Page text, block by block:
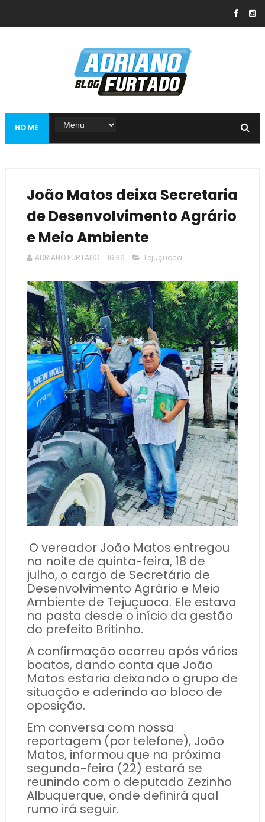
HOME
João Matos deixa Secretaria
de Desenvolvimento Agrário
e Meio Ambiente
ADRIANO FURTADO 16:36 Tejuçuoca
O vereador João Matos entregou
na noite de quinta-feira, 18 de
julho, o cargo de Secretário de
Desenvolvimento Agrário e Meio
Ambiente de Tejuçuoca. Ele estava
na pasta desde o início da gestão
do prefeito Britinho.
A confirmação ocorreu após vários
boatos, dando conta que João
Matos estaria deixando o grupo de
situação e aderindo ao bloco de
oposição.
Em conversa com nossa
reportagem (por telefone), João
Matos, informou que na próxima
segunda-feira (22) estará se
reunindo com o deputado Zezinho
Albuquerque, onde definirá qual
rumo irá seguir.